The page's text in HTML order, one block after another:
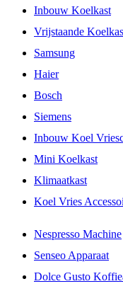
Inbouw Koelkast
Vrijstaande
Samsung
Haier
Bosch
Siemens
Inbouw Koel
Mini Koelkast
Klimaatkast
Koel Vries
Nespresso Machine
Senseo Apparaat
Dolce Gusto